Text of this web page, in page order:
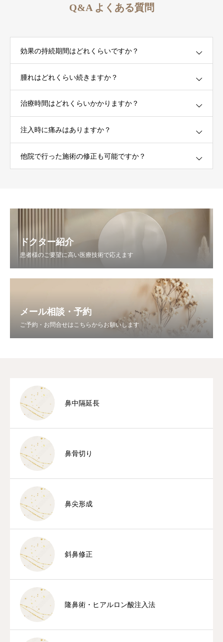
Q&A よくある質問
効果の持続期間はどれくらいですか？
腫れはどれくらい続きますか？
治療時間はどれくらいかかりますか？
注入時に痛みはありますか？
他院で行った施術の修正も可能ですか？
ドクター紹介
患者様のご要望に高い医療技術で応えます
メール相談・予約
ご予約・お問合せはこちらからお願いします
鼻中隔延長
鼻骨切り
鼻尖形成
斜鼻修正
隆鼻術・ヒアルロン酸注入法